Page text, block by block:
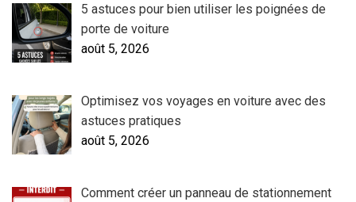
5 astuces pour bien utiliser les poignées de
porte de voiture
août 5, 2026
Optimisez vos voyages en voiture avec des
astuces pratiques
août 5, 2026
Comment créer un panneau de stationnement